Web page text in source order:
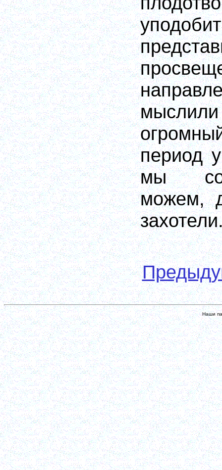
период
мы
можем,
Наши